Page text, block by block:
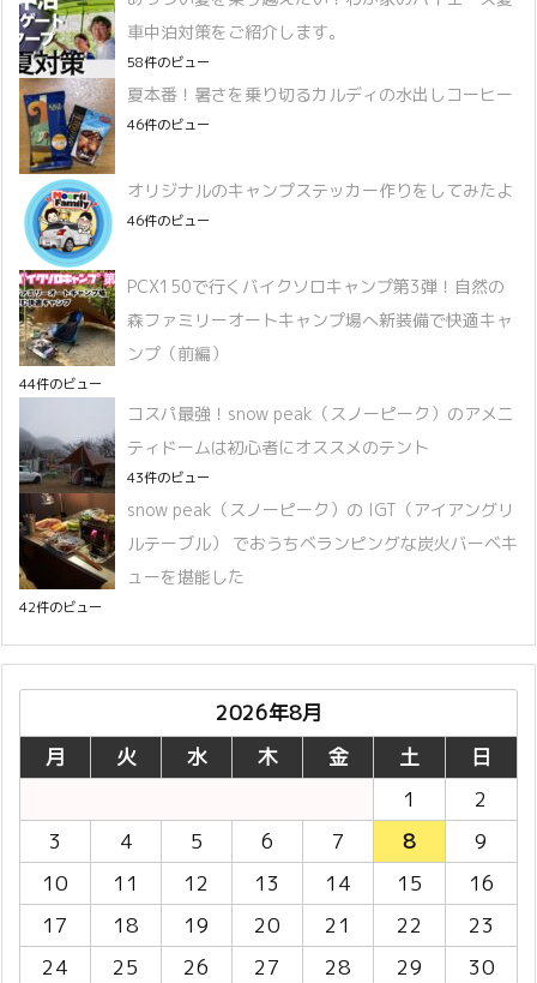
車中泊対策をご紹介します。
58件のビュー
夏本番！暑さを乗り切るカルディの水出しコーヒー
46件のビュー
オリジナルのキャンプステッカー作りをしてみたよ
46件のビュー
PCX150で行くバイクソロキャンプ第3弾！自然の
森ファミリーオートキャンプ場へ新装備で快適キャ
ンプ（前編）
44件のビュー
コスパ最強！snow peak（スノーピーク）のアメニ
ティドームは初心者にオススメのテント
43件のビュー
snow peak（スノーピーク）の IGT（アイアングリ
ルテーブル） でおうちベランピングな炭火バーベキ
ューを堪能した
42件のビュー
2026年8月
月
火 水 木 金 土
日
1
2
3
4 5 6 7 8
9
10
11 12 13 14 15
16
17
18 19 20 21 22
23
24
25 26 27 28 29
30